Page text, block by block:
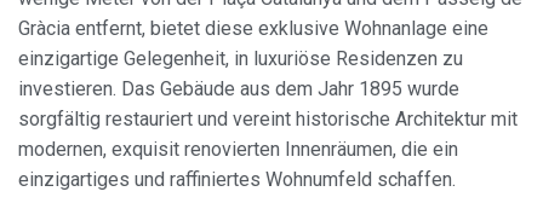
Gràcia entfernt, bietet diese exklusive Wohnanlage eine
einzigartige Gelegenheit, in luxuriöse Residenzen zu
investieren. Das Gebäude aus dem Jahr 1895 wurde
sorgfältig restauriert und vereint historische Architektur mit
modernen, exquisit renovierten Innenräumen, die ein
einzigartiges und raffiniertes Wohnumfeld schaffen.